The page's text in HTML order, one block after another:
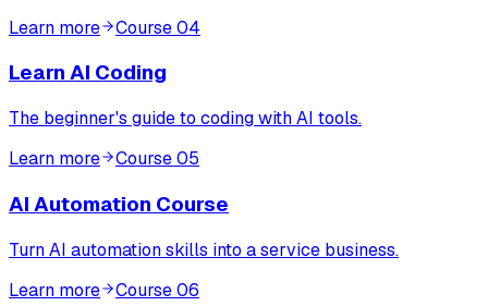
Learn more
Course04
Learn AI Coding
The beginner's guide to coding with AI tools.
Learn more
Course05
AI Automation Course
Turn AI automation skills into a service business.
Learn more
Course06